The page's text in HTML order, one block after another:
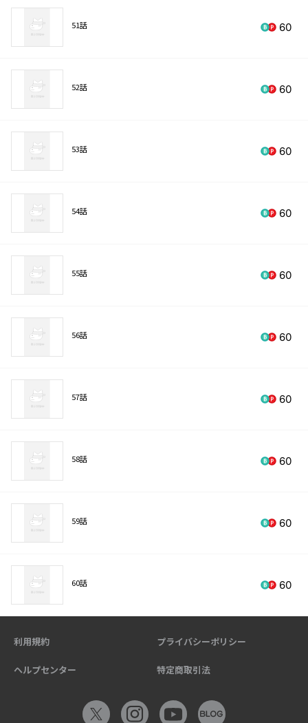
51話 60
52話 60
53話 60
54話 60
55話 60
56話 60
57話 60
58話 60
59話 60
60話 60
利用規約 プライバシーポリシー
ヘルプセンター 特定商取引法